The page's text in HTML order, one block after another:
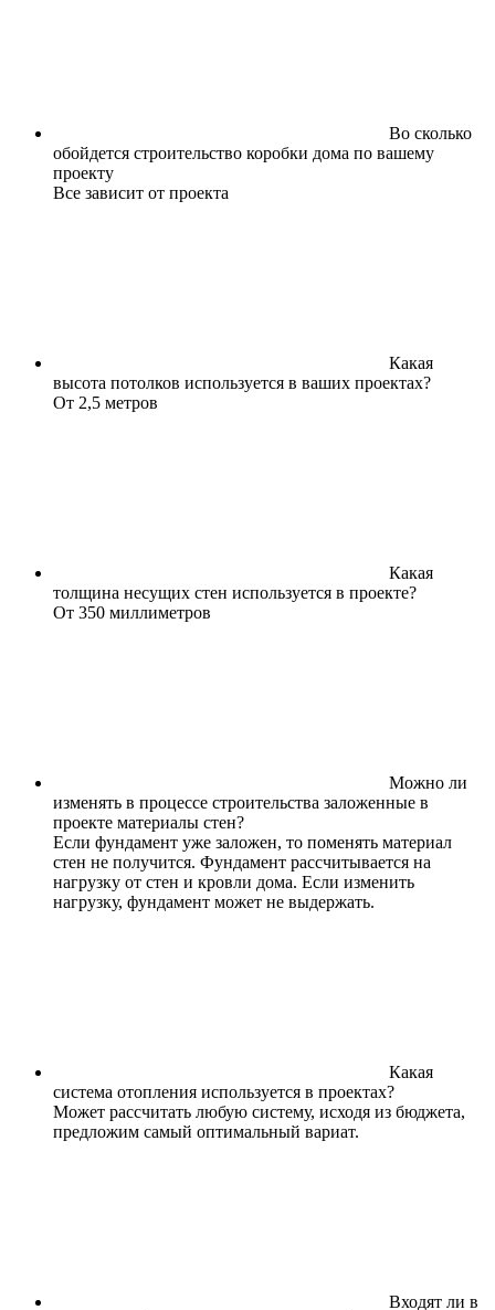
Во сколько
обойдется строительство коробки дома по вашему
проекту
Все зависит от проекта
Какая
высота потолков используется в ваших проектах?
От 2,5 метров
Какая
толщина несущих стен используется в проекте?
От 350 миллиметров
Можно ли
изменять в процессе строительства заложенные в
проекте материалы стен?
Если фундамент уже заложен, то поменять материал
стен не получится. Фундамент рассчитывается на
нагрузку от стен и кровли дома. Если изменить
нагрузку, фундамент может не выдержать.
Какая
система отопления используется в проектах?
Может рассчитать любую систему, исходя из бюджета,
предложим самый оптимальный вариат.
Входят ли в